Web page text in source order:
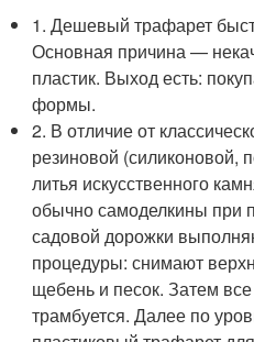
1. Дешевый трафарет
Основная причина —
пластик. Выход есть:
формы.
2. В отличие от
резиновой (силиконовой,
литья искусственного
обычно самоделкины при
садовой дорожки
процедуры: снимают
щебень и песок. Затем
трамбуется. Далее по